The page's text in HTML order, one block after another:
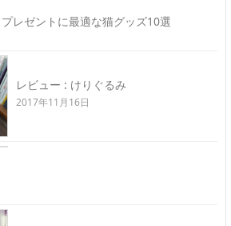
レゼントに最適な猫グッズ10選
レビュー : けりぐるみ
2017年11月16日